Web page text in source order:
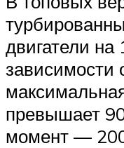
двигатели на
зависимости
превышает
момент —